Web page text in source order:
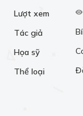
Lượt xem
Tác giả
Họa sỹ
Thể loại